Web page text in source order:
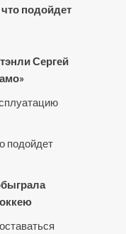
подойдет
Сергей
подойдет